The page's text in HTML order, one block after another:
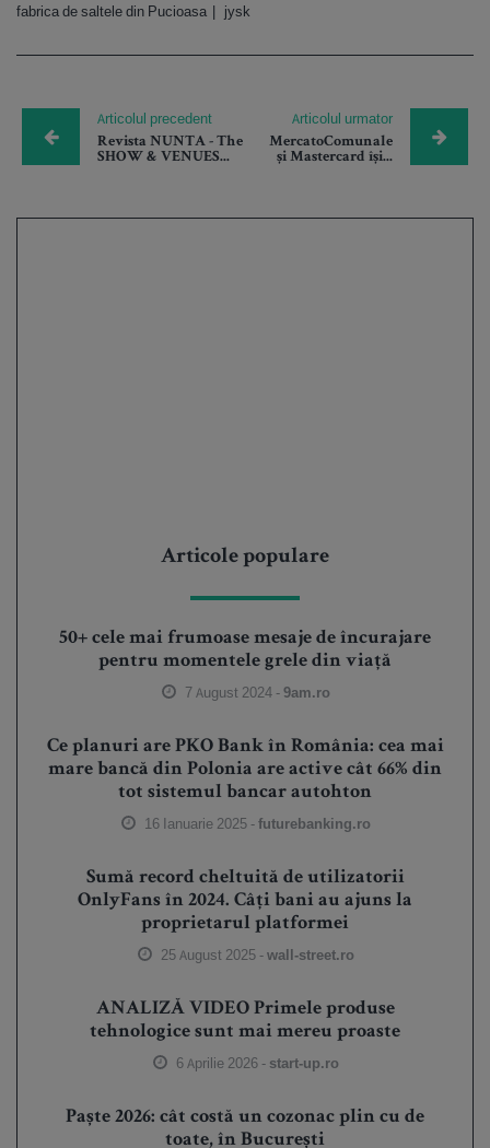
fabrica de saltele din Pucioasa
jysk
Articolul precedent
Revista NUNTA - The
SHOW & VENUES...
Articolul urmator
MercatoComunale
și Mastercard își...
Articole populare
50+ cele mai frumoase mesaje de încurajare
pentru momentele grele din viață
7 August 2024 -9am.ro
Ce planuri are PKO Bank în România: cea mai
mare bancă din Polonia are active cât 66% din
tot sistemul bancar autohton
16 Ianuarie 2025 -futurebanking.ro
Sumă record cheltuită de utilizatorii
OnlyFans în 2024. Câți bani au ajuns la
proprietarul platformei
25 August 2025 -wall-street.ro
ANALIZĂ VIDEO Primele produse
tehnologice sunt mai mereu proaste
6 Aprilie 2026 - start-up.ro
Paște 2026: cât costă un cozonac plin cu de
toate, în București